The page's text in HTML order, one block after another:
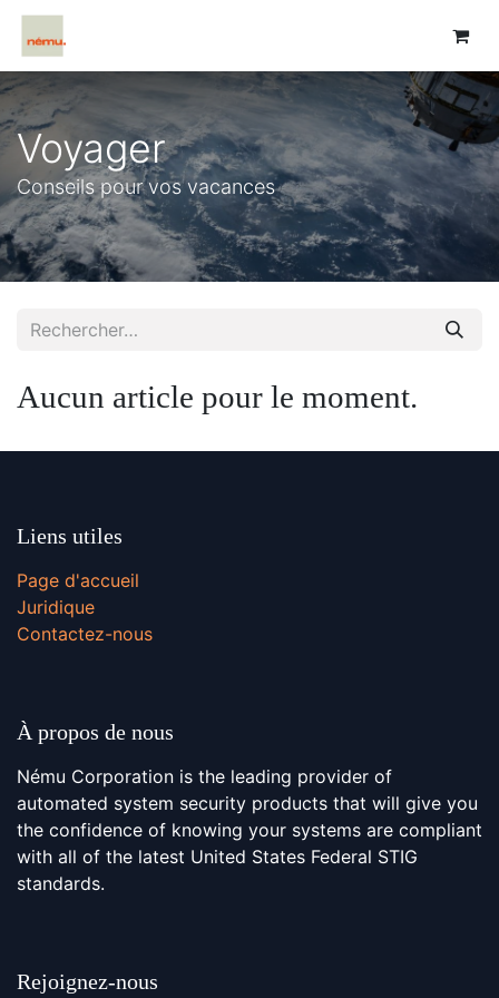
Voyager
Conseils pour vos vacances
Aucun article pour le moment.
Liens utiles
Page d'accueil
Juridique
Contactez-nous
À propos de nous
Nému Corporation is the leading provider of
automated system security products that will give you
the confidence of knowing your systems are compliant
with all of the latest United States Federal STIG
standards.
Rejoignez-nous